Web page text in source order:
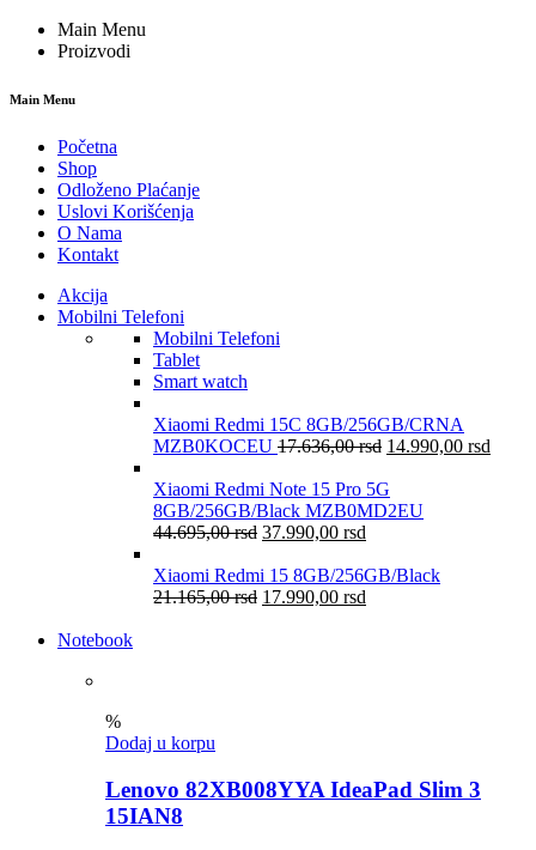
Main Menu
Proizvodi
Main Menu
Početna
Shop
Odloženo Plaćanje
Uslovi Korišćenja
O Nama
Kontakt
Akcija
Mobilni Telefoni
Mobilni Telefoni
Tablet
Smart watch
Xiaomi Redmi 15C 8GB/256GB/CRNA
MZB0KOCEU 17.636,00rsd 14.990,00 rsd
Xiaomi Redmi Note 15 Pro 5G
8GB/256GB/Black MZB0MD2EU
44.695,00rsd 37.990,00 rsd
Xiaomi Redmi 15 8GB/256GB/Black
21.165,00rsd 17.990,00 rsd
Notebook
%
Dodaj u korpu
Lenovo 82XB008YYA IdeaPad Slim 3
15IAN8